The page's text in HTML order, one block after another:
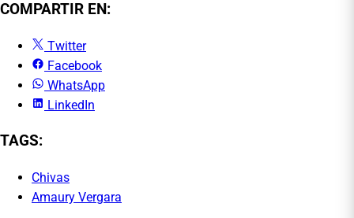
COMPARTIR EN:
Twitter
Facebook
WhatsApp
LinkedIn
TAGS:
Chivas
Amaury Vergara